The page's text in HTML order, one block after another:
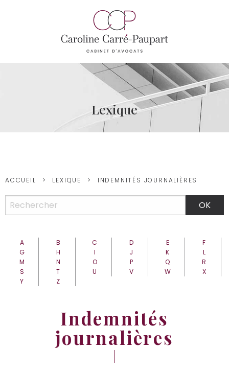
Lexique
ACCUEIL LEXIQUE INDEMNITÉS JOURNALIÈRES
A B C D E
F
G
H I J K
L
M
N O P Q
R
S
T U V W
X
Y
Z
Indemnités
journalières